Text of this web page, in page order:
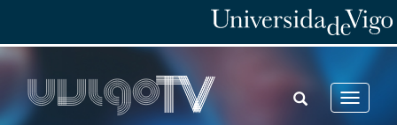
Toggle
TOGGLE
SEARCH